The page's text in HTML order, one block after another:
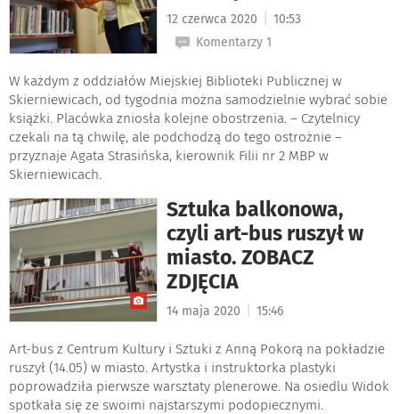
12 czerwca 2020
10:53
Komentarzy 1
W każdym z oddziałów Miejskiej Biblioteki Publicznej w
Skierniewicach, od tygodnia można samodzielnie wybrać sobie
książki. Placówka zniosła kolejne obostrzenia. – Czytelnicy
czekali na tą chwilę, ale podchodzą do tego ostrożnie –
przyznaje Agata Strasińska, kierownik Filii nr 2 MBP w
Skierniewicach.
Sztuka balkonowa,
czyli art-bus ruszył w
miasto. ZOBACZ
ZDJĘCIA
14 maja 2020 15:46
Art-bus z Centrum Kultury i Sztuki z Anną Pokorą na pokładzie
ruszył (14.05) w miasto. Artystka i instruktorka plastyki
poprowadziła pierwsze warsztaty plenerowe. Na osiedlu Widok
spotkała się ze swoimi najstarszymi podopiecznymi.